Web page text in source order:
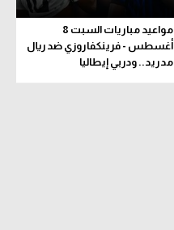
مواعيد مباريات السبت 8
أغسطس - فرينكفاروزي ضد ريال
مدريد.. ودربي إيطاليا